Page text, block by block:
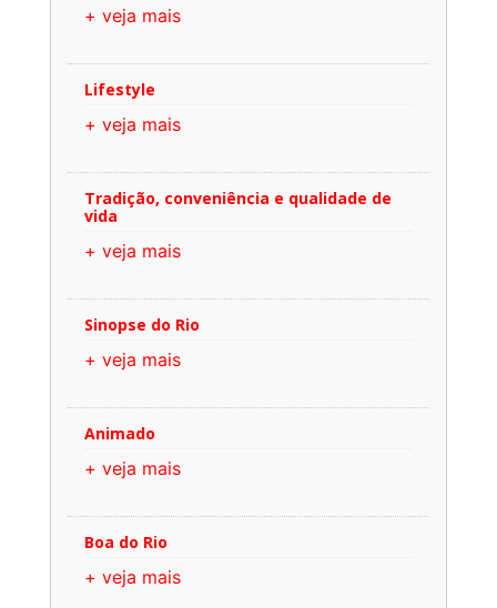
+ veja mais
Lifestyle
+ veja mais
Tradição, conveniência e qualidade de
vida
+ veja mais
Sinopse do Rio
+ veja mais
Animado
+ veja mais
Boa do Rio
+ veja mais